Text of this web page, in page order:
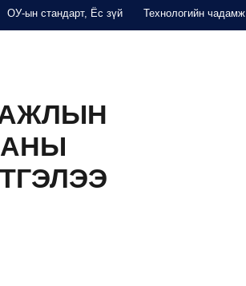
ОУ-ын стандарт, Ёс зүй Технологийн чадамж
АЖЛЫН